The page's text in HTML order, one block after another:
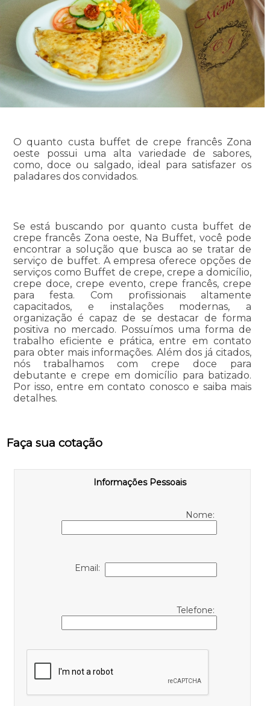
O quanto custa buffet de crepe francês Zona
oeste possui uma alta variedade de sabores,
como, doce ou salgado, ideal para satisfazer os
paladares dos convidados.
Se está buscando por quanto custa buffet de
crepe francês Zona oeste, Na Buffet, você pode
encontrar a solução que busca ao se tratar de
serviço de buffet. A empresa oferece opções de
serviços como Buffet de crepe, crepe a domicílio,
crepe doce, crepe evento, crepe francês, crepe
para festa. Com profissionais altamente
capacitados, e instalações modernas, a
organização é capaz de se destacar de forma
positiva no mercado. Possuímos uma forma de
trabalho eficiente e prática, entre em contato
para obter mais informações. Além dos já citados,
nós trabalhamos com crepe doce para
debutante e crepe em domicílio para batizado.
Por isso, entre em contato conosco e saiba mais
detalhes.
Faça sua cotação
Informações Pessoais
Nome:
Email:
Telefone: